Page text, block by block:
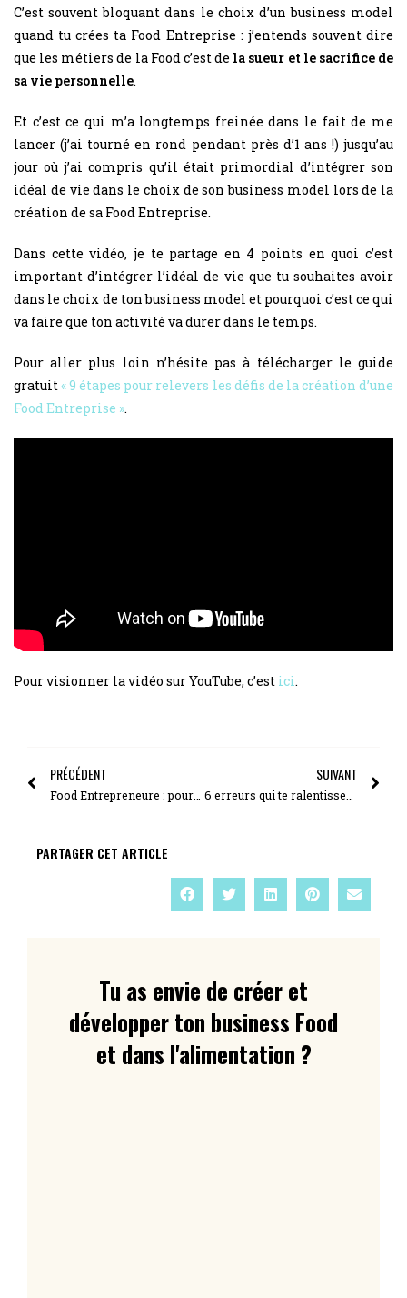
C’est souvent bloquant dans le choix d’un business model
quand tu crées ta Food Entreprise : j’entends souvent dire
que les métiers de la Food c’est de la sueur et le sacrifice de
sa vie personnelle.
Et c’est ce qui m’a longtemps freinée dans le fait de me
lancer (j’ai tourné en rond pendant près d’1 ans !) jusqu’au
jour où j’ai compris qu’il était primordial d’intégrer son
idéal de vie dans le choix de son business model lors de la
création de sa Food Entreprise.
Dans cette vidéo, je te partage en 4 points en quoi c’est
important d’intégrer l’idéal de vie que tu souhaites avoir
dans le choix de ton business model et pourquoi c’est ce qui
va faire que ton activité va durer dans le temps.
Pour aller plus loin n’hésite pas à télécharger le guide
gratuit« 9 étapes pour relevers les défis de la création d’une
Food Entreprise ».
Pour visionner la vidéo sur YouTube, c’est ici .
PRÉCÉDENT SUIVANT
PARTAGER CET ARTICLE
Tu as envie de créer et
développer ton business Food
et dans l'alimentation ?